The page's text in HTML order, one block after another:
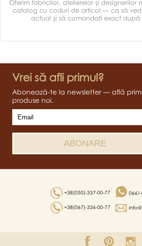
Oferim fabricilor, atelierelor şi designerilor
catalog cu coduri de articol — ca să
actual şi să comandaţi exact după
Vrei să afli primul?
Abonează-te la newsletter — află
produse noi.
+38(050)-337-00-77
+38(067)-336-00-77